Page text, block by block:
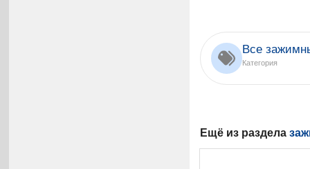
Все
Категория
Ещё из раздела